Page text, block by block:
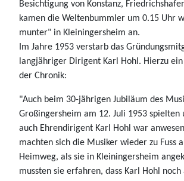
Besichtigung von Konstanz,
kamen die Weltenbummler um 0.15 Uhr
munter" in Kleiningersheim an.
Im Jahre 1953 verstarb das
langjähriger Dirigent Karl Hohl. Hierzu ein
der Chronik:
"Auch beim 30-jährigen Jubiläum des
Großingersheim am 12. Juli 1953 spielten
auch Ehrendirigent Karl Hohl war
machten sich die Musiker wieder zu Fuss
Heimweg, als sie in Kleiningersheim
mussten sie erfahren, dass Karl Hohl noch